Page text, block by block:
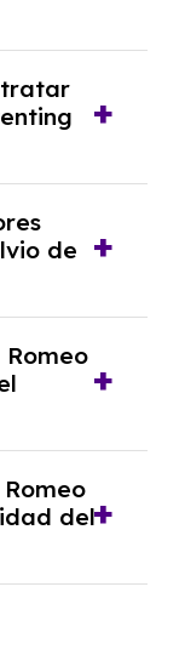
la empresa
y, en
y un pago
de
con
En este
la
y el coste
del